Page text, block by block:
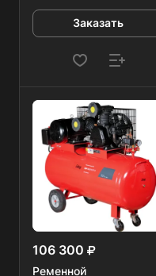
Заказать
106 300
Ременной